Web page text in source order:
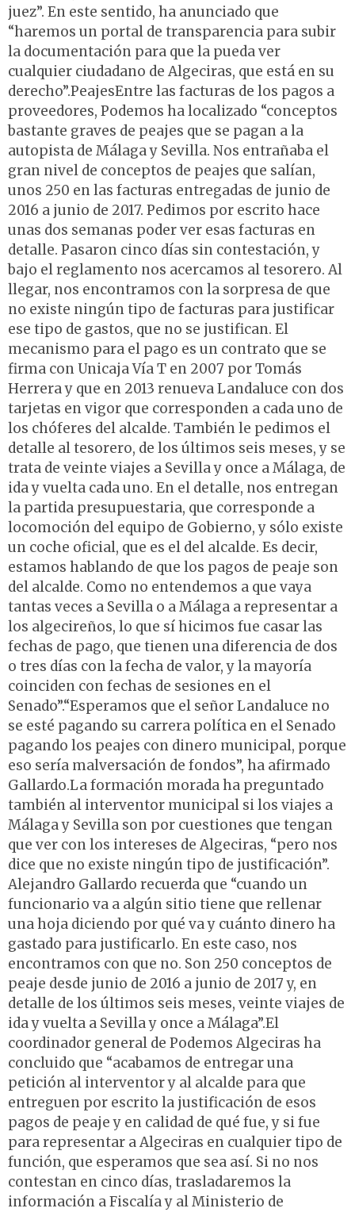
juez”. En este sentido, ha anunciado que
“haremos un portal de transparencia para subir
la documentación para que la pueda ver
cualquier ciudadano de Algeciras, que está en su
derecho”.PeajesEntre las facturas de los pagos a
proveedores, Podemos ha localizado “conceptos
bastante graves de peajes que se pagan a la
autopista de Málaga y Sevilla. Nos entrañaba el
gran nivel de conceptos de peajes que salían,
unos 250 en las facturas entregadas de junio de
2016 a junio de 2017. Pedimos por escrito hace
unas dos semanas poder ver esas facturas en
detalle. Pasaron cinco días sin contestación, y
bajo el reglamento nos acercamos al tesorero. Al
llegar, nos encontramos con la sorpresa de que
no existe ningún tipo de facturas para justificar
ese tipo de gastos, que no se justifican. El
mecanismo para el pago es un contrato que se
firma con Unicaja Vía T en 2007 por Tomás
Herrera y que en 2013 renueva Landaluce con dos
tarjetas en vigor que corresponden a cada uno de
los chóferes del alcalde. También le pedimos el
detalle al tesorero, de los últimos seis meses, y se
trata de veinte viajes a Sevilla y once a Málaga, de
ida y vuelta cada uno. En el detalle, nos entregan
la partida presupuestaria, que corresponde a
locomoción del equipo de Gobierno, y sólo existe
un coche oficial, que es el del alcalde. Es decir,
estamos hablando de que los pagos de peaje son
del alcalde. Como no entendemos a que vaya
tantas veces a Sevilla o a Málaga a representar a
los algecireños, lo que sí hicimos fue casar las
fechas de pago, que tienen una diferencia de dos
o tres días con la fecha de valor, y la mayoría
coinciden con fechas de sesiones en el
Senado”.“Esperamos que el señor Landaluce no
se esté pagando su carrera política en el Senado
pagando los peajes con dinero municipal, porque
eso sería malversación de fondos”, ha afirmado
Gallardo.La formación morada ha preguntado
también al interventor municipal si los viajes a
Málaga y Sevilla son por cuestiones que tengan
que ver con los intereses de Algeciras, “pero nos
dice que no existe ningún tipo de justificación”.
Alejandro Gallardo recuerda que “cuando un
funcionario va a algún sitio tiene que rellenar
una hoja diciendo por qué va y cuánto dinero ha
gastado para justificarlo. En este caso, nos
encontramos con que no. Son 250 conceptos de
peaje desde junio de 2016 a junio de 2017 y, en
detalle de los últimos seis meses, veinte viajes de
ida y vuelta a Sevilla y once a Málaga”.El
coordinador general de Podemos Algeciras ha
concluido que “acabamos de entregar una
petición al interventor y al alcalde para que
entreguen por escrito la justificación de esos
pagos de peaje y en calidad de qué fue, y si fue
para representar a Algeciras en cualquier tipo de
función, que esperamos que sea así. Si no nos
contestan en cinco días, trasladaremos la
información a Fiscalía y al Ministerio de